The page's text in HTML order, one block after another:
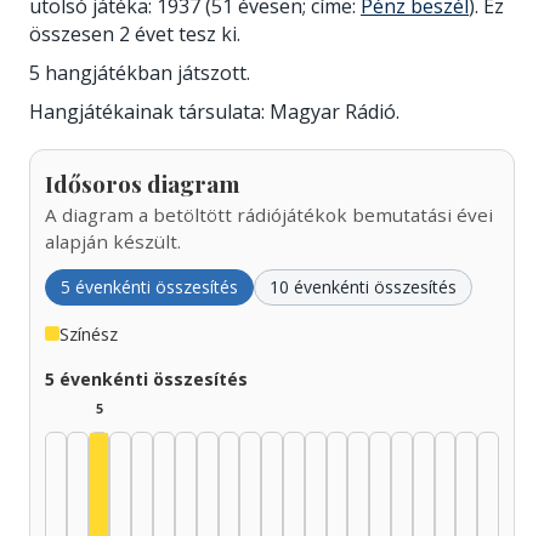
utolsó játéka: 1937 (51 évesen; címe: Pénz beszél). Ez
összesen 2 évet tesz ki.
5 hangjátékban játszott.
Hangjátékainak társulata: Magyar Rádió.
Idősoros diagram
A diagram a betöltött rádiójátékok bemutatási évei
alapján készült.
5 évenkénti összesítés 10 évenkénti összesítés
Színész
5 évenkénti összesítés
5